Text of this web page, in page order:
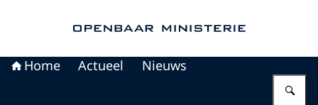
Home Actueel Nieuws